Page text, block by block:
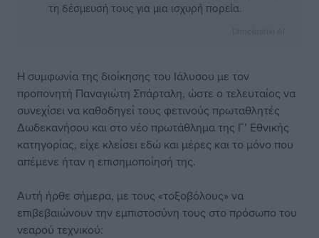
τη δέσμευσή τους για μια ισχυρή πορεία.
Η συμφωνία της διοίκησης του Ιάλυσου με τον
προπονητή Παναγιώτη Σπάρταλη, ώστε ο τελευταίος να
συνεχίσει να καθοδηγεί τους φετινούς πρωταθλητές
Δωδεκανήσου και στο νέο πρωτάθλημα της Γ’ Εθνικής
κατηγορίας, είχε κλείσει εδώ και μέρες και το μόνο που
απέμενε ήταν η επισημοποίησή της.
Αυτή ήρθε σήμερα, με τους «τοξοβόλους» να
επιβεβαιώνουν την εμπιστοσύνη τους στο πρόσωπο του
νεαρού τεχνικού: